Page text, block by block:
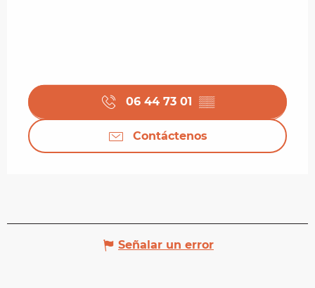
06 44 73 01 ▒▒
Contáctenos
Señalar un error